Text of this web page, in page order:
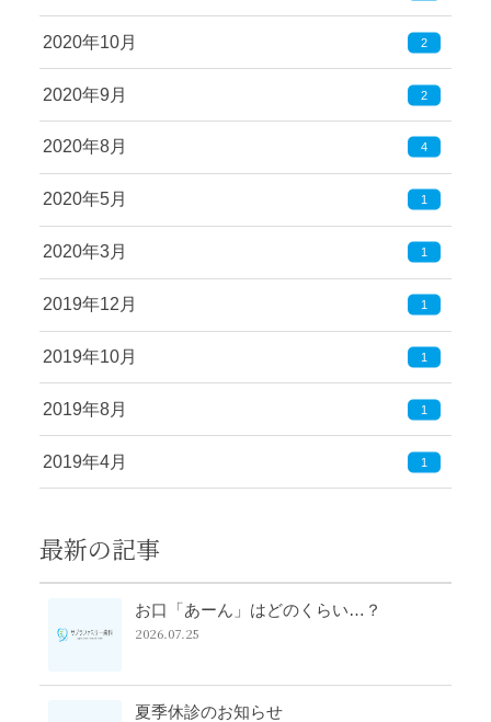
2020年10月 2
2020年9月 2
2020年8月 4
2020年5月 1
2020年3月 1
2019年12月 1
2019年10月 1
2019年8月 1
2019年4月 1
最新の記事
お口「あーん」はどのくらい…？
2026.07.25
夏季休診のお知らせ